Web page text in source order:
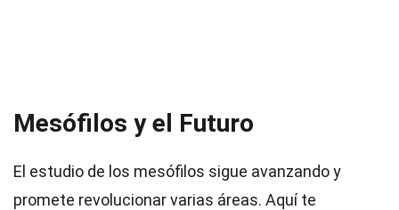
Mesófilos y el Futuro
El estudio de los mesófilos sigue avanzando y
promete revolucionar varias áreas. Aquí te